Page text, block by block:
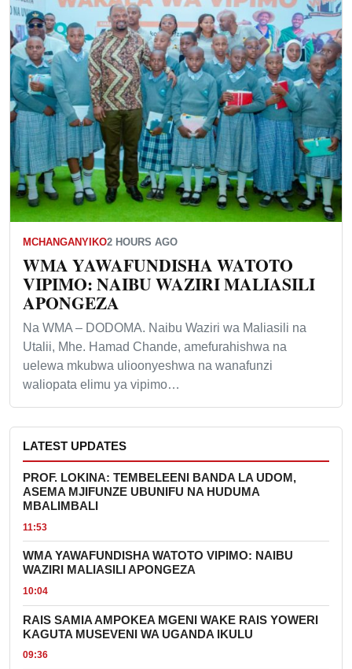
MCHANGANYIKO2 HOURS AGO
WMA YAWAFUNDISHA WATOTO
VIPIMO: NAIBU WAZIRI MALIASILI
APONGEZA
Na WMA – DODOMA. Naibu Waziri wa Maliasili na
Utalii, Mhe. Hamad Chande, amefurahishwa na
uelewa mkubwa ulioonyeshwa na wanafunzi
waliopata elimu ya vipimo…
LATEST UPDATES
PROF. LOKINA: TEMBELEENI BANDA LA UDOM,
ASEMA MJIFUNZE UBUNIFU NA HUDUMA
MBALIMBALI
11:53
WMA YAWAFUNDISHA WATOTO VIPIMO: NAIBU
WAZIRI MALIASILI APONGEZA
10:04
RAIS SAMIA AMPOKEA MGENI WAKE RAIS YOWERI
KAGUTA MUSEVENI WA UGANDA IKULU
09:36